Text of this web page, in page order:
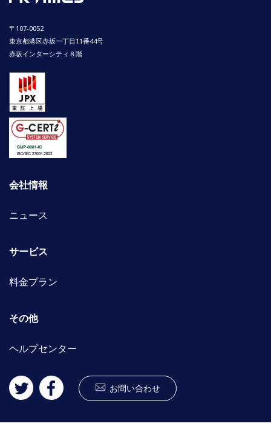
〒107-0052
東京都港区赤坂一丁目11番44号
赤坂インターシティ８階
会社情報
ニュース
サービス
料金プラン
その他
ヘルプセンター
お問い合わせ